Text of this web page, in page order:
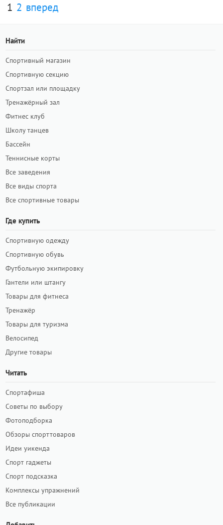
1 2 вперед
Найти
Спортивный магазин
Спортивную секцию
Спортзал или площадку
Тренажёрный зал
Фитнес клуб
Школу танцев
Бассейн
Теннисные корты
Все заведения
Все виды спорта
Все спортивные товары
Где купить
Спортивную одежду
Спортивную обувь
Футбольную экипировку
Гантели или штангу
Товары для фитнеса
Тренажёр
Товары для туризма
Велосипед
Другие товары
Читать
Спортафиша
Советы по выбору
Фотоподборка
Обзоры спорттоваров
Идеи уикенда
Спорт гаджеты
Спорт подсказка
Комплексы упражнений
Все публикации